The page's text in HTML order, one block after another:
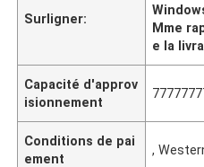
Surligner:
Mme
e la
Capacité d'approv
isionnement
Conditions de pai
ement
,